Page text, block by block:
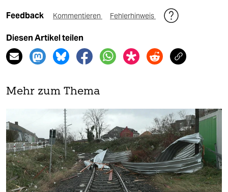
Feedback Kommentieren Fehlerhinweis
Diesen Artikel teilen
Mehr zum Thema